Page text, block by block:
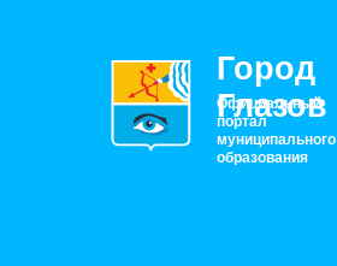
Город
Глазов
Официальный
портал
муниципального
образования